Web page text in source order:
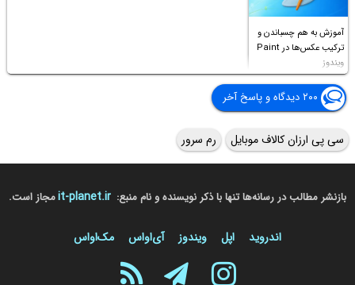
آموزش به هم چسباندن و
ترکیب عکس‌ها در Paint
ویندوز
۲۰۰ دیدگاه و پاسخ آخر
سی پی ارزان کالاف موبایل رم سرور
بازنشر مطالب در رسانه‌ها تنها با ذکر نویسنده و نام منبع: it-planet.irمجاز است.
اندروید اپل ویندوز آی‌او‌اس مک‌او‌اس